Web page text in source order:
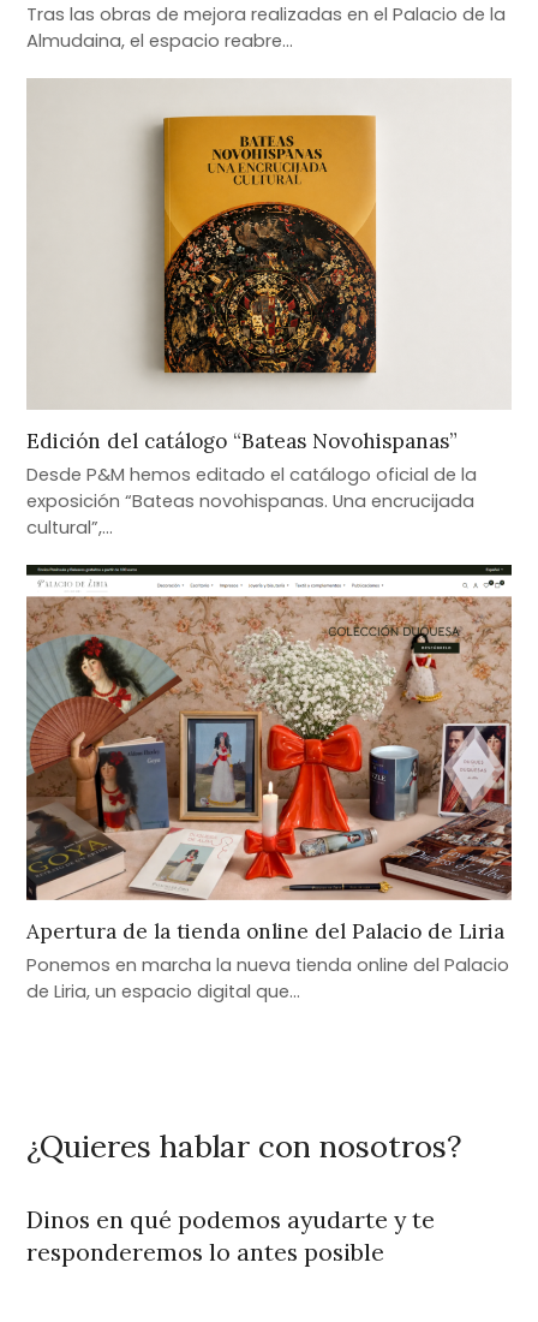
Tras las obras de mejora realizadas en el Palacio de la
Almudaina, el espacio reabre…
Edición del catálogo “Bateas Novohispanas”
Desde P&M hemos editado el catálogo oficial de la
exposición “Bateas novohispanas. Una encrucijada
cultural”,…
Apertura de la tienda online del Palacio de Liria
Ponemos en marcha la nueva tienda online del Palacio
de Liria, un espacio digital que…
¿Quieres hablar con nosotros?
Dinos en qué podemos ayudarte y te
responderemos lo antes posible